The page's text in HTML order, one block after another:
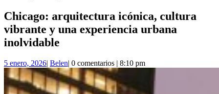
Chicago: arquitectura icónica, cultura
vibrante y una experiencia urbana
inolvidable
5 enero, 20265
enero,
2026
| BelenBelen
| 0 comentarios | 8:10 pm